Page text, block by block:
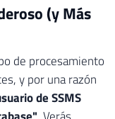
(y Más
de procesamiento
y por una razón
de SSMS